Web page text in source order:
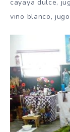
cayaya dulce,
vino blanco,